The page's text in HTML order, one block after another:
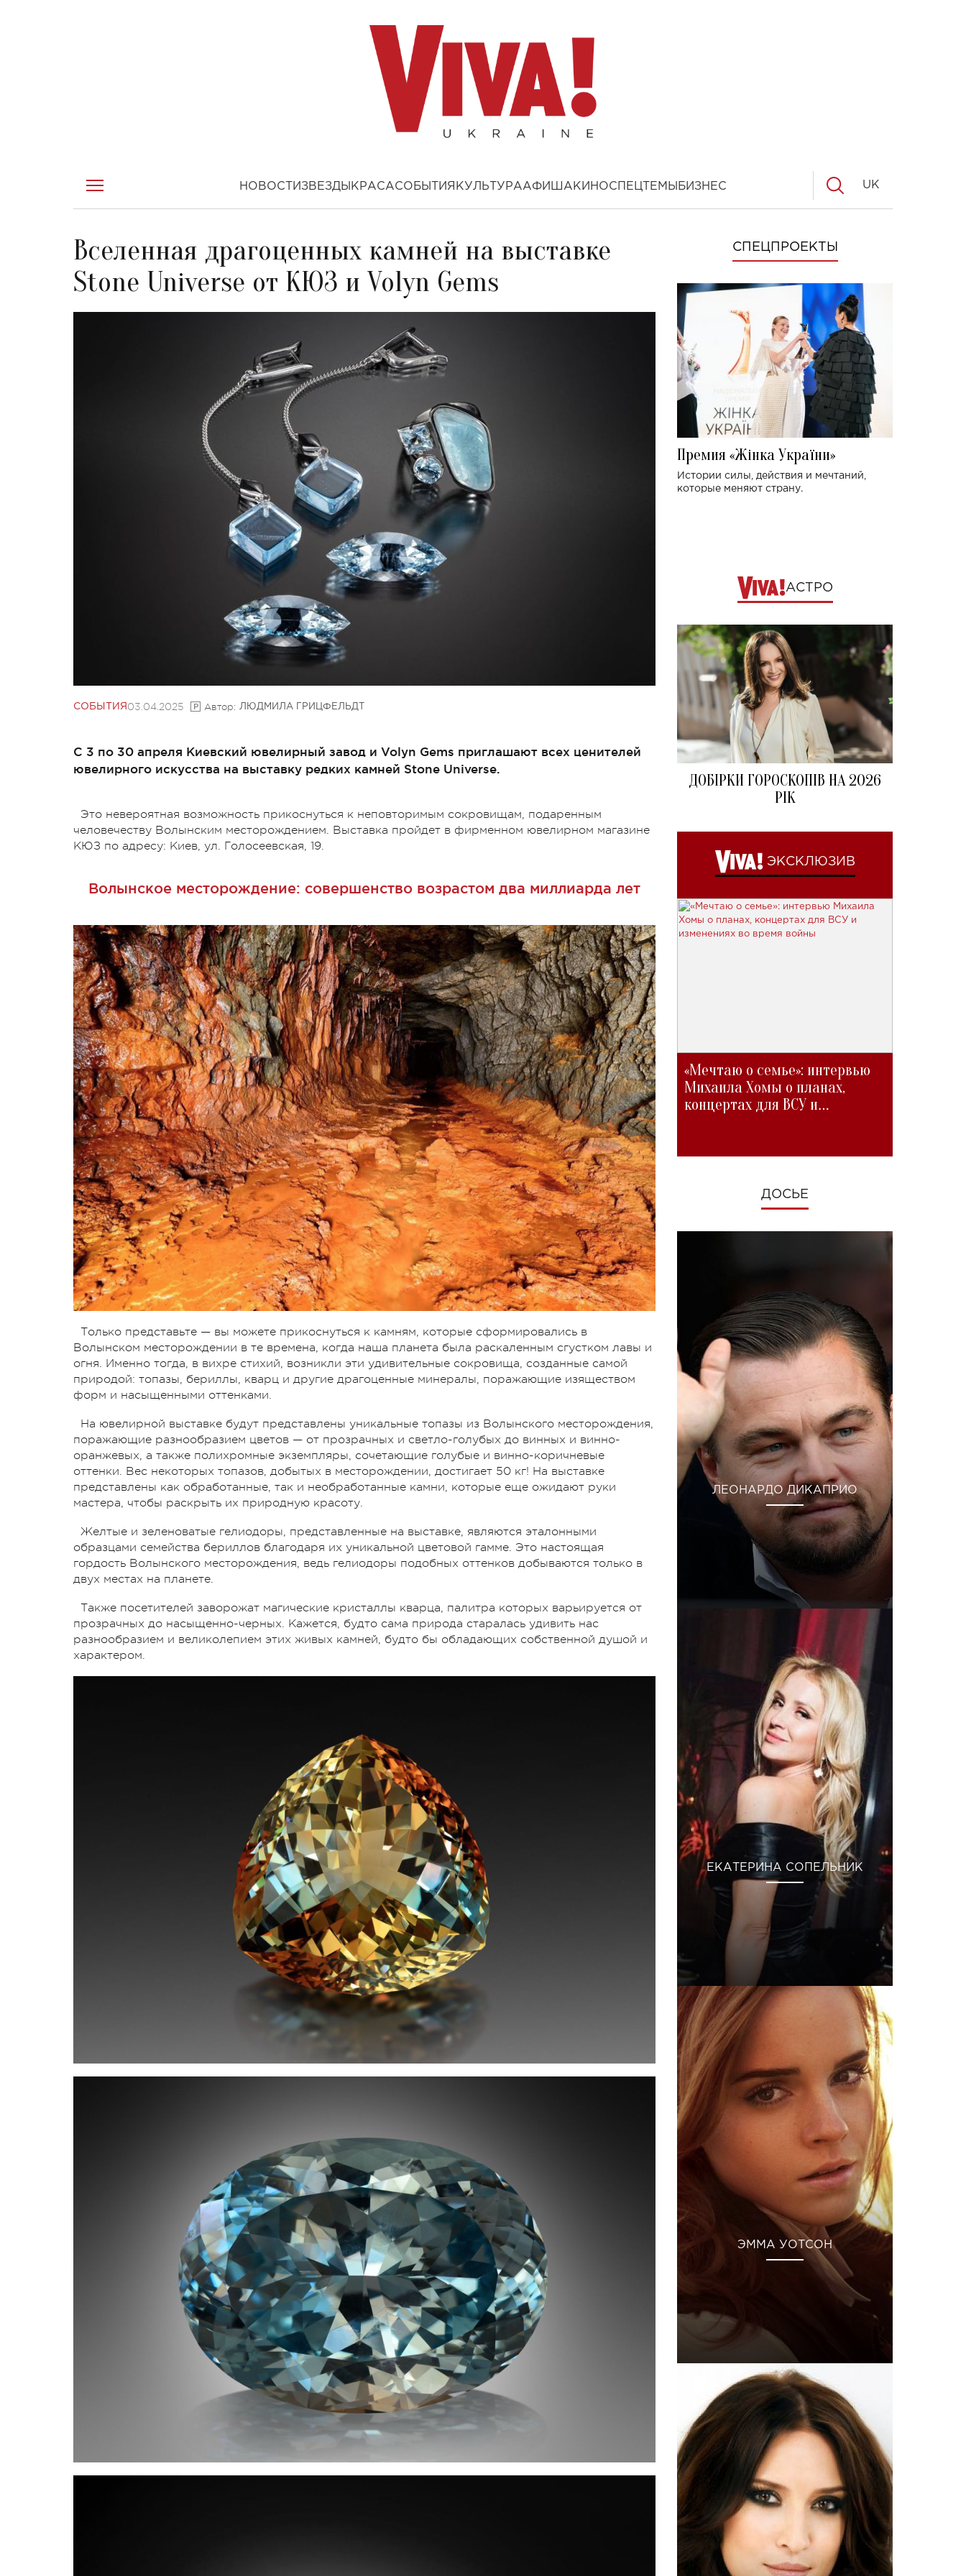
НОВОСТИ ЗВЕЗДЫ КРАСАСОБЫТИЯ КУЛЬТУРААФИША КИНОСПЕЦТЕМЫ БИЗНЕС UK
Вселенная драгоценных камней на выставке
Stone Universe от КЮЗ и Volyn Gems
СОБЫТИЯ 03.04.2025 Автор: ЛЮДМИЛА ГРИЦФЕЛЬДТ
С 3 по 30 апреля Киевский ювелирный завод и Volyn Gems приглашают всех ценителей
ювелирного искусства на выставку редких камней Stone Universe.
Это невероятная возможность прикоснуться к неповторимым сокровищам, подаренным
человечеству Волынским месторождением. Выставка пройдет в фирменном ювелирном магазине
КЮЗ по адресу: Киев, ул. Голосеевская, 19.
Волынское месторождение: совершенство возрастом два миллиарда лет
Только представьте — вы можете прикоснуться к камням, которые сформировались в
Волынском месторождении в те времена, когда наша планета была раскаленным сгустком лавы и
огня. Именно тогда, в вихре стихий, возникли эти удивительные сокровища, созданные самой
природой: топазы, бериллы, кварц и другие драгоценные минералы, поражающие изяществом
форм и насыщенными оттенками.
На ювелирной выставке будут представлены уникальные топазы из Волынского месторождения,
поражающие разнообразием цветов — от прозрачных и светло-голубых до винных и винно-
оранжевых, а также полихромные экземпляры, сочетающие голубые и винно-коричневые
оттенки. Вес некоторых топазов, добытых в месторождении, достигает 50 кг! На выставке
представлены как обработанные, так и необработанные камни, которые еще ожидают руки
мастера, чтобы раскрыть их природную красоту.
Желтые и зеленоватые гелиодоры, представленные на выставке, являются эталонными
образцами семейства бериллов благодаря их уникальной цветовой гамме. Это настоящая
гордость Волынского месторождения, ведь гелиодоры подобных оттенков добываются только в
двух местах на планете.
Также посетителей заворожат магические кристаллы кварца, палитра которых варьируется от
прозрачных до насыщенно-черных. Кажется, будто сама природа старалась удивить нас
разнообразием и великолепием этих живых камней, будто бы обладающих собственной душой и
характером.
СПЕЦПРОЕКТЫ
Премия «Жінка України»
Истории силы, действия и мечтаний,
которые меняют страну.
АСТРО
ДОБІРКИ ГОРОСКОПІВ НА 2026
РІК
ЭКСКЛЮЗИВ
«Мечтаю о семье»: интервью
Михаила Хомы о планах,
концертах для ВСУ и
ДОСЬЕ
ЛЕОНАРДО ДИКАПРИО
ЕКАТЕРИНА СОПЕЛЬНИК
ЭММА УОТСОН